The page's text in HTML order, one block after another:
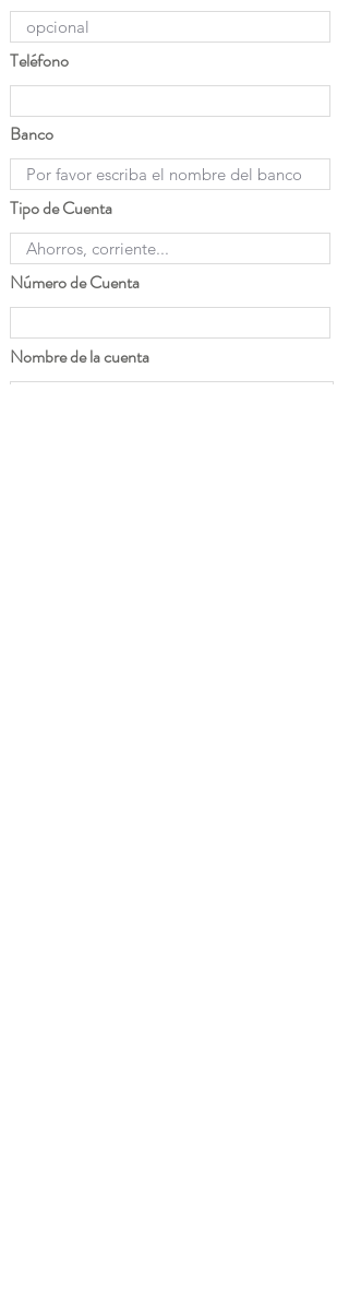
Teléfono
Banco
Tipo de Cuenta
Número de Cuenta
Nombre de la cuenta